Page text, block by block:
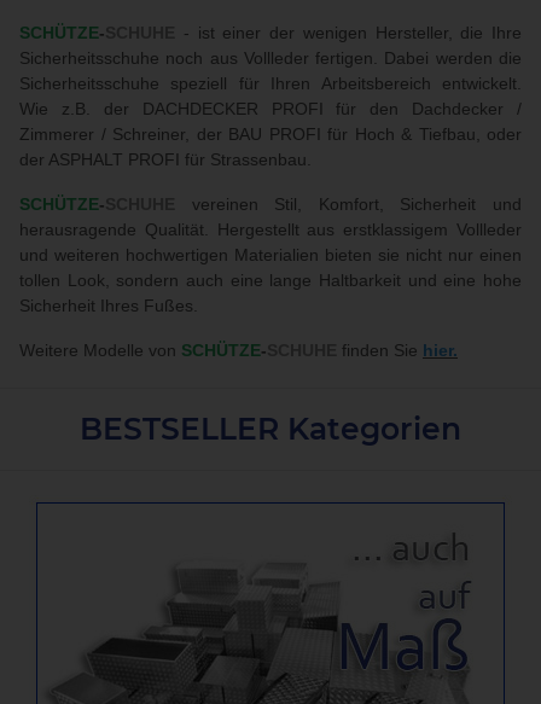
SCHÜTZE-
- ist einer der wenigen Hersteller, die Ihre
Sicherheitsschuhe noch aus Vollleder fertigen. Dabei werden die
Sicherheitsschuhe speziell für Ihren Arbeitsbereich entwickelt.
Wie z.B. der DACHDECKER PROFI für den Dachdecker /
Zimmerer / Schreiner, der BAU PROFI für Hoch & Tiefbau, oder
der ASPHALT PROFI für Strassenbau.
SCHÜTZE-
vereinen Stil, Komfort, Sicherheit und
herausragende Qualität. Hergestellt aus erstklassigem Vollleder
und weiteren hochwertigen Materialien bieten sie nicht nur einen
tollen Look, sondern auch eine lange Haltbarkeit und eine hohe
Sicherheit Ihres Fußes.
Weitere Modelle von SCHÜTZE- finden Sie hier.
BESTSELLER Kategorien